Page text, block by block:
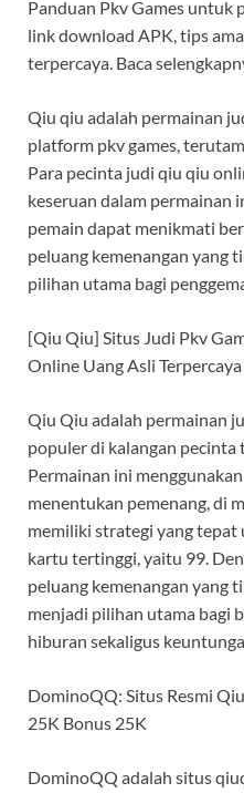
Panduan Pkv Games untuk
link download APK, tips
terpercaya. Baca
Qiu qiu adalah permainan
platform pkv games,
Para pecinta judi qiu qiu
keseruan dalam permainan
pemain dapat menikmati
peluang kemenangan yang
pilihan utama bagi
[Qiu Qiu] Situs Judi Pkv
Online Uang Asli Terpercaya
Qiu Qiu adalah permainan
populer di kalangan pecinta
Permainan ini
menentukan pemenang, di
memiliki strategi yang
kartu tertinggi, yaitu 99.
peluang kemenangan yang
menjadi pilihan utama bagi
hiburan sekaligus
DominoQQ: Situs Resmi
25K Bonus 25K
DominoQQ adalah situs